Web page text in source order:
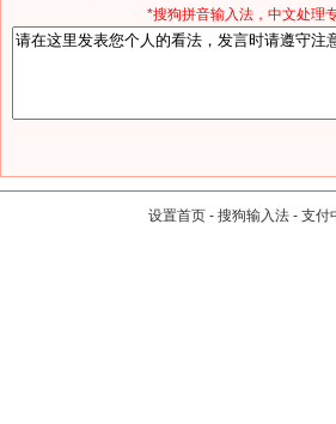
*搜狗拼音输入法，中文处理
设置首页 - 搜狗输入法 - 支付